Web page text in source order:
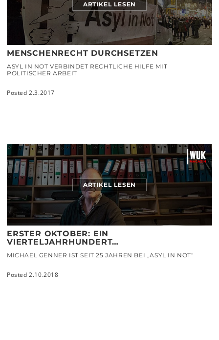
ARTIKEL LESEN
MENSCHENRECHT DURCHSETZEN
ASYL IN NOT VERBINDET RECHTLICHE HILFE MIT
POLITISCHER ARBEIT
Posted 2.3.2017
ARTIKEL LESEN
ERSTER OKTOBER: EIN
VIERTELJAHRHUNDERT…
MICHAEL GENNER IST SEIT 25 JAHREN BEI „ASYL IN NOT“
Posted 2.10.2018